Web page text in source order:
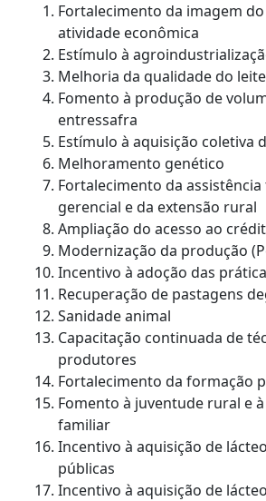
Fortalecimento da imagem
atividade econômica
Estímulo à
Melhoria da qualidade do leite
Fomento à produção de
entressafra
Estímulo à aquisição coletiva
Melhoramento genético
Fortalecimento da assistência
gerencial e da extensão rural
Ampliação do acesso ao
Modernização da produção
Incentivo à adoção das
Recuperação de pastagens
Sanidade animal
Capacitação continuada de
produtores
Fortalecimento da formação
Fomento à juventude rural e
familiar
Incentivo à aquisição de
públicas
Incentivo à aquisição de